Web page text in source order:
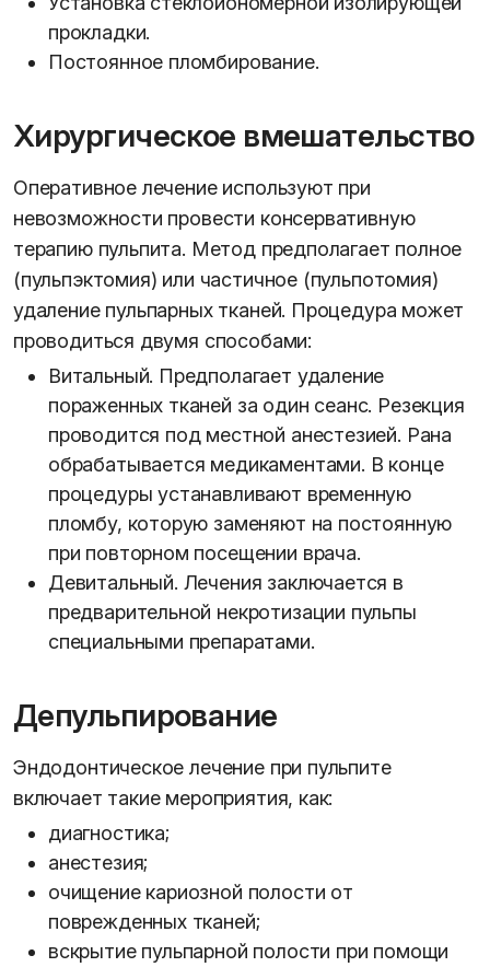
прокладки.
Постоянное пломбирование.
Хирургическое вмешательство
Оперативное лечение используют при
невозможности провести консервативную
терапию пульпита. Метод предполагает полное
(пульпэктомия) или частичное (пульпотомия)
удаление пульпарных тканей. Процедура может
проводиться двумя способами:
Витальный. Предполагает удаление
пораженных тканей за один сеанс. Резекция
проводится под местной анестезией. Рана
обрабатывается медикаментами. В конце
процедуры устанавливают временную
пломбу, которую заменяют на постоянную
при повторном посещении врача.
Девитальный. Лечения заключается в
предварительной некротизации пульпы
специальными препаратами.
Депульпирование
Эндодонтическое лечение при пульпите
включает такие мероприятия, как:
диагностика;
анестезия;
очищение кариозной полости от
поврежденных тканей;
вскрытие пульпарной полости при помощи